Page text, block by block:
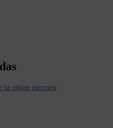
la union europea